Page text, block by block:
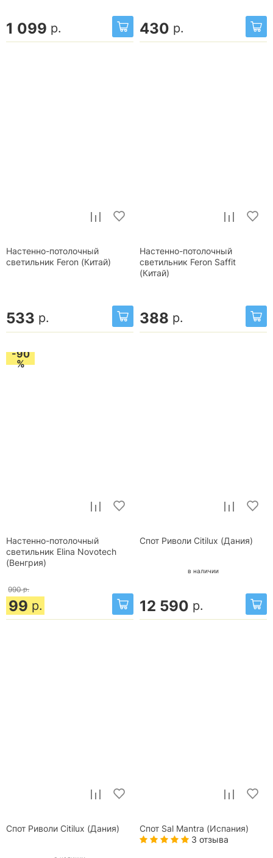
1 099 р. 430 р.
Настенно-потолочный
светильник Feron (Китай)
533 р.
Настенно-потолочный
светильник Feron Saffit
(Китай)
388 р.
-90
%
Настенно-потолочный
светильник Elina Novotech
(Венгрия)
990 р.
99 р.
Спот Риволи Citilux (Дания)
в наличии
12 590 р.
Спот Риволи Citilux (Дания) Спот Sal Mantra (Испания)
3 отзыва